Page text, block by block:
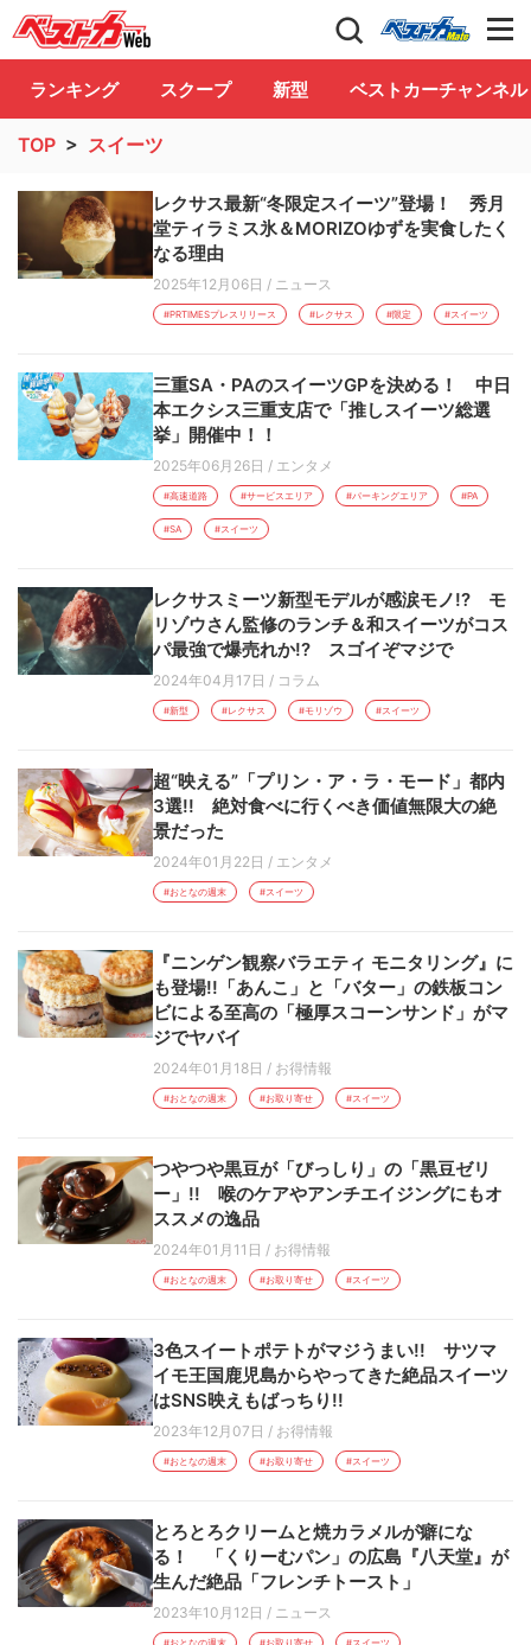
自動車情報誌「ベストカー」 Club
ランキング スクープ 新型 ベストカーチャンネル
TOP > スイーツ
レクサス最新“冬限定スイーツ”登場！ 秀月
堂ティラミス氷＆MORIZOゆずを実食したく
なる理由
2025年12月06日 / ニュース
#PRTIMESプレスリリース #レクサス #限定 #スイーツ
三重SA・PAのスイーツGPを決める！ 中日
本エクシス三重支店で「推しスイーツ総選
挙」開催中！！
2025年06月26日 / エンタメ
#高速道路 #サービスエリア #パーキングエリア #PA
#SA #スイーツ
レクサスミーツ新型モデルが感涙モノ!? モ
リゾウさん監修のランチ＆和スイーツがコス
パ最強で爆売れか!? スゴイぞマジで
2024年04月17日 / コラム
#新型 #レクサス #モリゾウ #スイーツ
超“映える”「プリン・ア・ラ・モード」都内
3選!! 絶対食べに行くべき価値無限大の絶
景だった
2024年01月22日 / エンタメ
#おとなの週末 #スイーツ
『ニンゲン観察バラエティ モニタリング』に
も登場!!「あんこ」と「バター」の鉄板コン
ビによる至高の「極厚スコーンサンド」がマ
ジでヤバイ
2024年01月18日 / お得情報
#おとなの週末 #お取り寄せ #スイーツ
つやつや黒豆が「びっしり」の「黒豆ゼリ
ー」!! 喉のケアやアンチエイジングにもオ
ススメの逸品
2024年01月11日 / お得情報
#おとなの週末 #お取り寄せ #スイーツ
3色スイートポテトがマジうまい!! サツマ
イモ王国鹿児島からやってきた絶品スイーツ
はSNS映えもばっちり!!
2023年12月07日 / お得情報
#おとなの週末 #お取り寄せ #スイーツ
とろとろクリームと焼カラメルが癖にな
る！ 「くりーむパン」の広島『八天堂』が
生んだ絶品「フレンチトースト」
2023年10月12日 / ニュース
#おとなの週末 #お取り寄せ #スイーツ